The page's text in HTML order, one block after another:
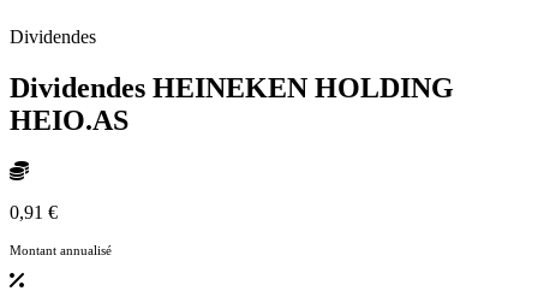
Dividendes
Dividendes HEINEKEN HOLDING
HEIO.AS
0,91 €
Montant annualisé